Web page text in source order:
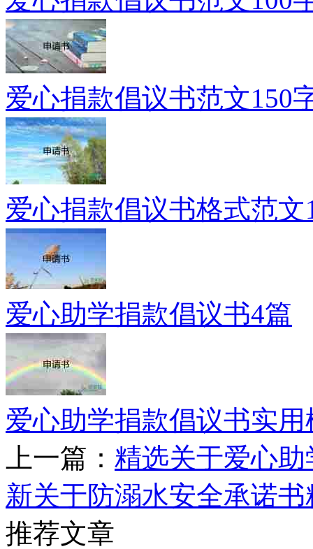
爱心捐款倡议书范文150
爱心捐款倡议书格式范文
爱心助学捐款倡议书4篇
爱心助学捐款倡议书实用
上一篇： 精选关于爱心
新关于防溺水安全承诺
推荐文章